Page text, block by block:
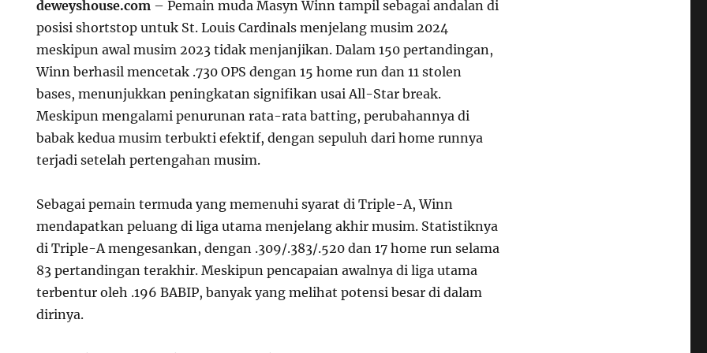
deweyshouse.com – Pemain muda Masyn Winn tampil sebagai andalan di
posisi shortstop untuk St. Louis Cardinals menjelang musim 2024
meskipun awal musim 2023 tidak menjanjikan. Dalam 150 pertandingan,
Winn berhasil mencetak .730 OPS dengan 15 home run dan 11 stolen
bases, menunjukkan peningkatan signifikan usai All-Star break.
Meskipun mengalami penurunan rata-rata batting, perubahannya di
babak kedua musim terbukti efektif, dengan sepuluh dari home runnya
terjadi setelah pertengahan musim.
Sebagai pemain termuda yang memenuhi syarat di Triple-A, Winn
mendapatkan peluang di liga utama menjelang akhir musim. Statistiknya
di Triple-A mengesankan, dengan .309/.383/.520 dan 17 home run selama
83 pertandingan terakhir. Meskipun pencapaian awalnya di liga utama
terbentur oleh .196 BABIP, banyak yang melihat potensi besar di dalam
dirinya.